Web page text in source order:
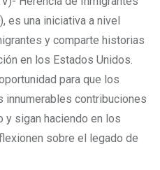
es una iniciativa a nivel
y comparte historias
en los Estados Unidos.
para que los
contribuciones
y sigan haciendo en los
sobre el legado de